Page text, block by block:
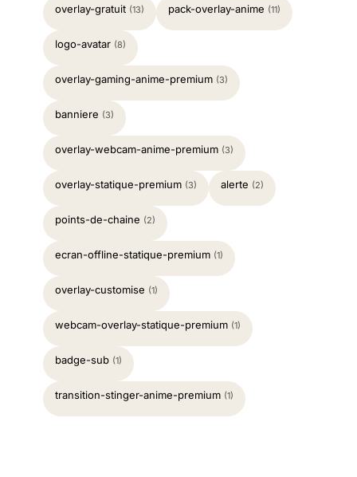
overlay-gratuit (13) pack-overlay-anime (11)
logo-avatar (8)
overlay-gaming-anime-premium (3)
banniere (3)
overlay-webcam-anime-premium (3)
overlay-statique-premium (3) alerte (2)
points-de-chaine (2)
ecran-offline-statique-premium (1)
overlay-customise (1)
webcam-overlay-statique-premium (1)
badge-sub (1)
transition-stinger-anime-premium (1)